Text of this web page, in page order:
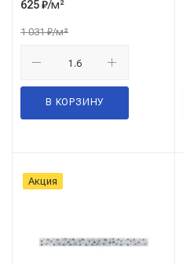
625₽/м²
1 031₽/м²
В КОРЗИНУ
Акция